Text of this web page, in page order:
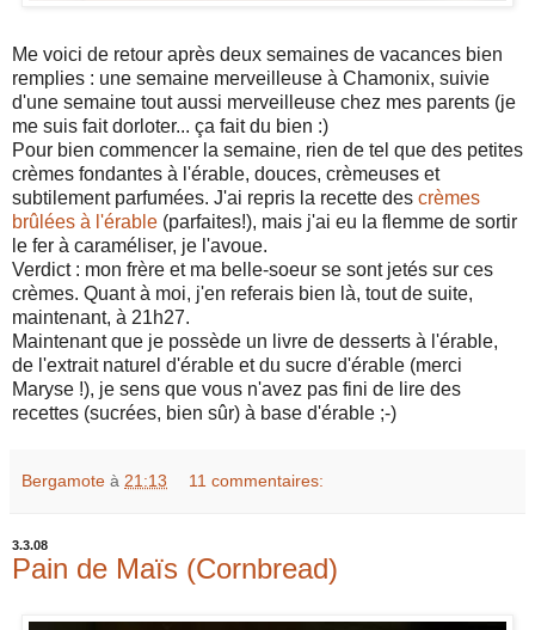
Me voici de retour après deux semaines de vacances bien
remplies : une semaine merveilleuse à Chamonix, suivie
d'une semaine tout aussi merveilleuse chez mes parents (je
me suis fait dorloter... ça fait du bien :)
Pour bien commencer la semaine, rien de tel que des petites
crèmes fondantes à l'érable, douces, crèmeuses et
subtilement parfumées. J'ai repris la recette des crèmes
brûlées à l'érable (parfaites!), mais j'ai eu la flemme de sortir
le fer à caraméliser, je l'avoue.
Verdict : mon frère et ma belle-soeur se sont jetés sur ces
crèmes. Quant à moi, j'en referais bien là, tout de suite,
maintenant, à 21h27.
Maintenant que je possède un livre de desserts à l'érable,
de l'extrait naturel d'érable et du sucre d'érable (merci
Maryse !), je sens que vous n'avez pas fini de lire des
recettes (sucrées, bien sûr) à base d'érable ;-)
Bergamote à 21:13 11 commentaires:
3.3.08
Pain de Maïs (Cornbread)